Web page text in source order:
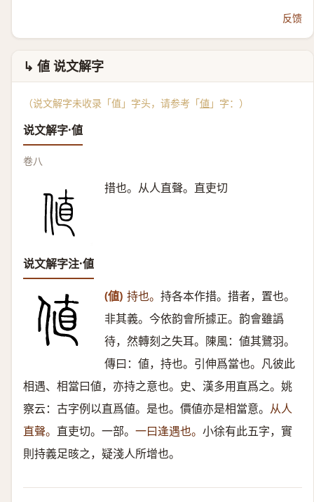
反馈
↳ 値 说文解字
（说文解字未收录「值」字头，请参考「値 」字：）
说文解字·値
卷八
措也。从人直聲。直吏切
说文解字注·値
(値) 持也。 持各本作措。措者，置也。
非其義。今依韵會所據正。韵會雖譌
待，然轉刻之失耳。陳風：値其鷺羽。
傳曰：値，持也。引伸爲當也。凡彼此
相遇、相當曰値，亦持之意也。史、漢多用直爲之。姚
察云：古字例以直爲値。是也。價値亦是相當意。 从人
直聲。 直吏切。一部。 一曰逢遇也。 小徐有此五字，實
則持義足晐之，疑淺人所增也。